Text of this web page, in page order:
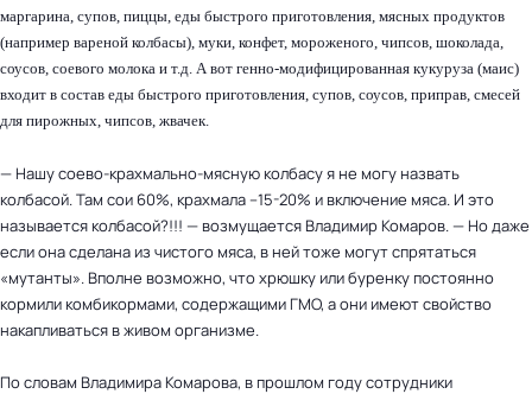
маргарина, супов, пиццы, еды быстрого приготовления, мясных продуктов
(например вареной колбасы), муки, конфет, мороженого, чипсов, шоколада,
соусов, соевого молока и т.д. А вот генно-модифицированная кукуруза (маис)
входит в состав еды быстрого приготовления, супов, соусов, приправ, смесей
для пирожных, чипсов, жвачек.
— Нашу соево-крахмально-мясную колбасу я не могу назвать
колбасой. Там сои 60%, крахмала –15-20% и включение мяса. И это
называется колбасой?!!! — возмущается Владимир Комаров. — Но даже
если она сделана из чистого мяса, в ней тоже могут спрятаться
«мутанты». Вполне возможно, что хрюшку или буренку постоянно
кормили комбикормами, содержащими ГМО, а они имеют свойство
накапливаться в живом организме.
По словам Владимира Комарова, в прошлом году сотрудники